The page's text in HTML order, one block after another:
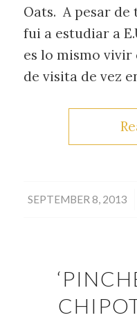
Oats. A pesar de
fui a estudiar a
es lo mismo vivir
de visita de vez
SEPTEMBER 8, 2013
/